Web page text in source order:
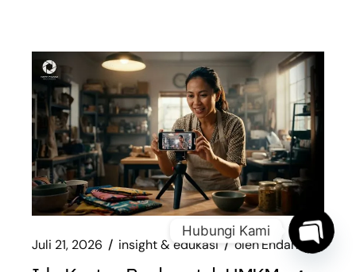
Juli 21, 2026 insight & edukasi olehEndah
Hubungi Kami
Open